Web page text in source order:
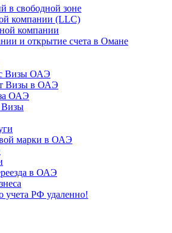
в свободной зоне
компании (LLC)
компании
и открытие счета в Омане
Визы ОАЭ
Визы в ОАЭ
ОАЭ
Визы
марки в ОАЭ
в ОАЭ
учета РФ удаленно!